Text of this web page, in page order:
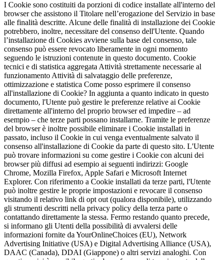
I Cookie sono costituiti da porzioni di codice installate all'interno del
browser che assistono il Titolare nell’erogazione del Servizio in base
alle finalità descritte. Alcune delle finalità di installazione dei Cookie
potrebbero, inoltre, necessitare del consenso dell'Utente. Quando
l’installazione di Cookies avviene sulla base del consenso, tale
consenso può essere revocato liberamente in ogni momento
seguendo le istruzioni contenute in questo documento. Cookie
tecnici e di statistica aggregata Attività strettamente necessarie al
funzionamento Attività di salvataggio delle preferenze,
ottimizzazione e statistica Come posso esprimere il consenso
all'installazione di Cookie? In aggiunta a quanto indicato in questo
documento, l'Utente può gestire le preferenze relative ai Cookie
direttamente all'interno del proprio browser ed impedire – ad
esempio – che terze parti possano installarne. Tramite le preferenze
del browser è inoltre possibile eliminare i Cookie installati in
passato, incluso il Cookie in cui venga eventualmente salvato il
consenso all'installazione di Cookie da parte di questo sito. L'Utente
può trovare informazioni su come gestire i Cookie con alcuni dei
browser più diffusi ad esempio ai seguenti indirizzi: Google
Chrome, Mozilla Firefox, Apple Safari e Microsoft Internet
Explorer. Con riferimento a Cookie installati da terze parti, l'Utente
può inoltre gestire le proprie impostazioni e revocare il consenso
visitando il relativo link di opt out (qualora disponibile), utilizzando
gli strumenti descritti nella privacy policy della terza parte o
contattando direttamente la stessa. Fermo restando quanto precede,
si informano gli Utenti della possibilità di avvalersi delle
informazioni fornite da YourOnlineChoices (EU), Network
Advertising Initiative (USA) e Digital Advertising Alliance (USA),
DAAC (Canada), DDAI (Giappone) o altri servizi analoghi. Con